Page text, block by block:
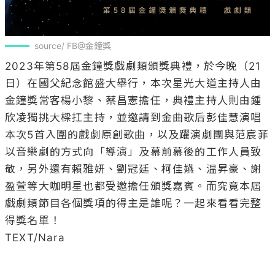
source/ FB@金鐘獎
2023年第58屆金鐘獎戲劇類頒獎典禮，於今晚（21
日）在國父紀念館盛大舉行，本次星光大道主持人由
金鐘獎常客楊小黎、蔡昌憲擔任，典禮主持人則由鍾
欣凌獨挑大樑扛主持，並邀請到金曲歌后彭佳慧演唱
本次5首入圍的戲劇原創歌曲，以及躍演劇團與范宸菲
以音樂劇的方式向「導演」及幕前幕後的工作人員致
敬，另外還有賴雅妍、劉冠廷、柯佳嬿、温昇豪、謝
盈萱等大咖明星也都受邀擔任頒獎嘉賓。而究竟本屆
戲劇類節目各個獎項的得主是誰呢？一起來看看完整
得獎名單！
TEXT/Nara